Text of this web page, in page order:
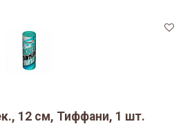
12 см, Тиффани, 1 шт.